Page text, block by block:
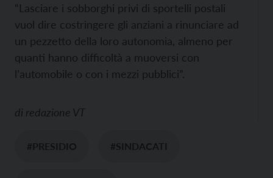
“Lasciare i sobborghi privi di sportelli postali
vuol dire costringere gli anziani a rinunciare ad
un pezzetto della loro autonomia, almeno per
quanti hanno difficoltà a muoversi con
l’automobile o con i mezzi pubblici”.
di redazione VT
#PRESIDIO #SINDACATI